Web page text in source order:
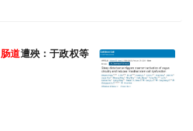
肠道遭殃：于政权等揭示睡眠障碍引发肠道